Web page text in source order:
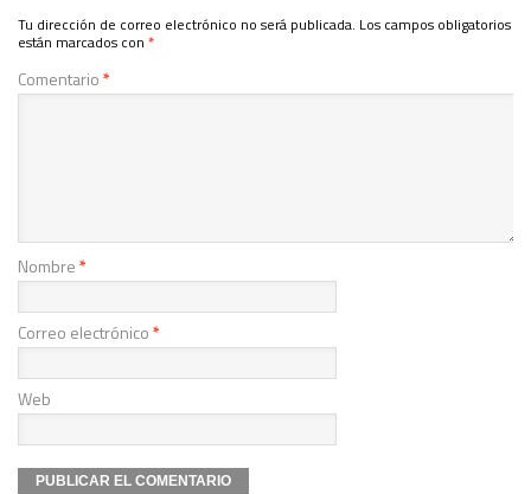
Tu dirección de correo electrónico no será publicada. Los campos obligatorios
están marcados con *
Comentario*
Nombre*
Correo electrónico*
Web